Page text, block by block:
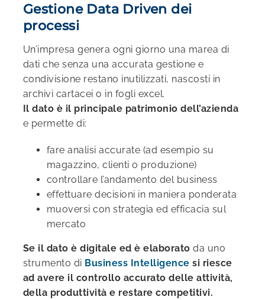
Gestione Data Driven dei
processi
Un’impresa genera ogni giorno una marea di
dati che senza una accurata gestione e
condivisione restano inutilizzati, nascosti in
archivi cartacei o in fogli excel.
Il dato è il principale patrimonio dell’azienda
e permette di:
fare analisi accurate (ad esempio su
magazzino, clienti o produzione)
controllare l’andamento del business
effettuare decisioni in maniera ponderata
muoversi con strategia ed efficacia sul
mercato
Se il dato è digitale ed è elaborato da uno
strumento di Business Intelligence si riesce
ad avere il controllo accurato delle attività,
della produttività e restare competitivi.